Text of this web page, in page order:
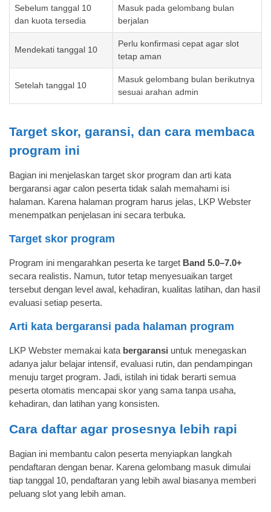
Sebelum tanggal 10
dan kuota tersedia
Masuk pada gelombang bulan
berjalan
Mendekati tanggal 10
Perlu konfirmasi cepat agar slot
tetap aman
Setelah tanggal 10
Masuk gelombang bulan berikutnya
sesuai arahan admin
Target skor, garansi, dan cara membaca
program ini
Bagian ini menjelaskan target skor program dan arti kata
bergaransi agar calon peserta tidak salah memahami isi
halaman. Karena halaman program harus jelas, LKP Webster
menempatkan penjelasan ini secara terbuka.
Target skor program
Program ini mengarahkan peserta ke target Band 5.0–7.0+
secara realistis. Namun, tutor tetap menyesuaikan target
tersebut dengan level awal, kehadiran, kualitas latihan, dan hasil
evaluasi setiap peserta.
Arti kata bergaransi pada halaman program
LKP Webster memakai kata bergaransi untuk menegaskan
adanya jalur belajar intensif, evaluasi rutin, dan pendampingan
menuju target program. Jadi, istilah ini tidak berarti semua
peserta otomatis mencapai skor yang sama tanpa usaha,
kehadiran, dan latihan yang konsisten.
Cara daftar agar prosesnya lebih rapi
Bagian ini membantu calon peserta menyiapkan langkah
pendaftaran dengan benar. Karena gelombang masuk dimulai
tiap tanggal 10, pendaftaran yang lebih awal biasanya memberi
peluang slot yang lebih aman.